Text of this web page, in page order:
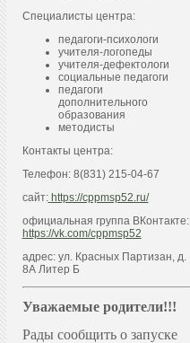
Специалисты центра:
педагоги-психологи
учителя-логопеды
учителя-дефектологи
социальные педагоги
педагоги
дополнительного
образования
методисты
Контакты центра:
Телефон: 8(831) 215-04-67
сайт: https://cppmsp52.ru/
официальная группа ВКонтакте:
https://vk.com/cppmsp52
адрес: ул. Красных Партизан, д.
8А Литер Б
Уважаемые родители!!!
Рады сообщить о запуске